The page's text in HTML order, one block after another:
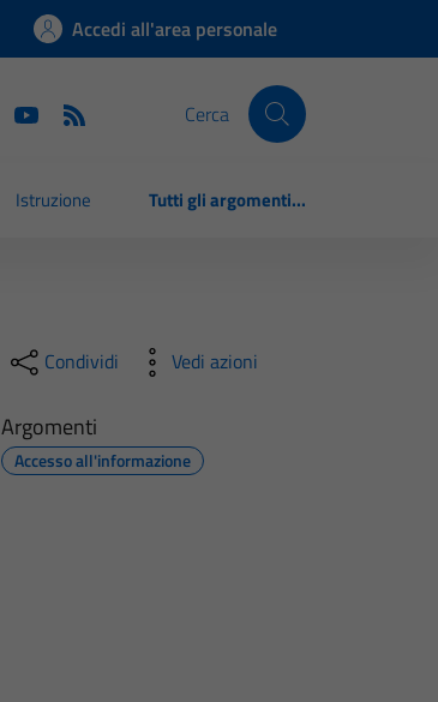
attiva: Accedi all'area personale
Cerca
Istruzione Tutti gli argomenti...
Condividi Vedi azioni
Argomenti
Accesso all'informazione